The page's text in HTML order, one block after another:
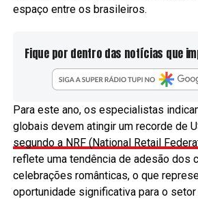
espaço entre os brasileiros.
Fique por dentro das notícias que
Para este ano, os especialistas
globais devem atingir um recorde de
segundo a NRF (National Retail
reflete uma tendência de adesão dos
celebrações românticas, o que
oportunidade significativa para o setor